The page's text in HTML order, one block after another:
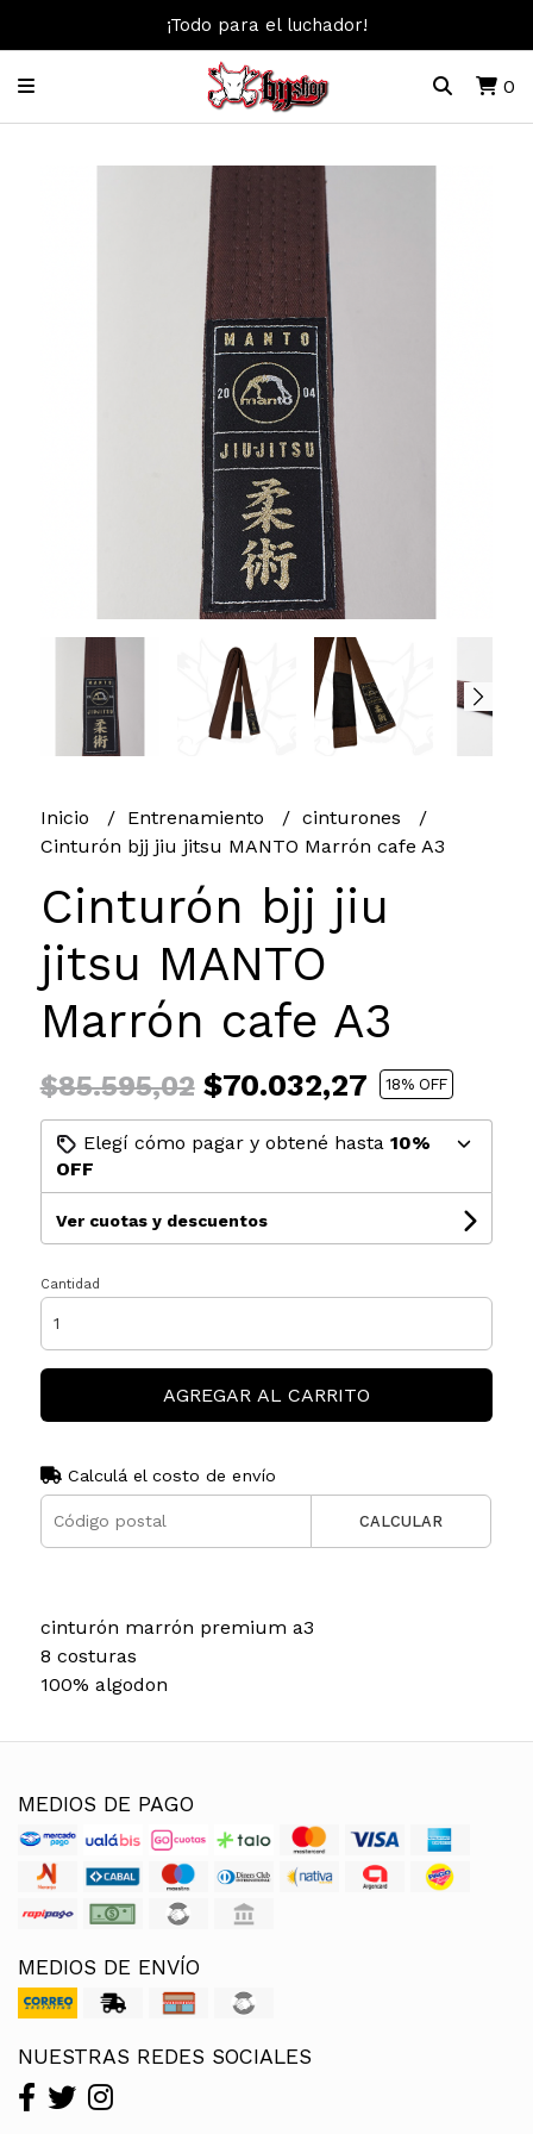
¡Todo para el luchador!
0
Inicio Entrenamiento
cinturones
Cinturón bjj jiu jitsu MANTO Marrón cafe A3
Cinturón bjj jiu
jitsu MANTO
Marrón cafe A3
$85.595,02$70.032,27 18% OFF
Elegí cómo pagar y obtené hasta 10%
OFF
Ver cuotas y descuentos
Cantidad
AGREGAR AL CARRITO
Calculá el costo de envío
CALCULAR
cinturón marrón premium a3
8 costuras
100% algodon
MEDIOS DE PAGO
MEDIOS DE ENVÍO
NUESTRAS REDES SOCIALES